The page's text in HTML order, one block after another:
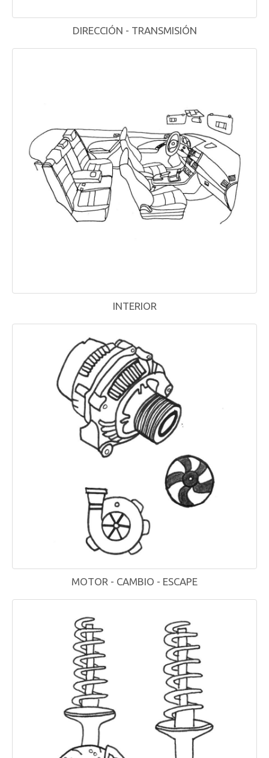
DIRECCIÓN - TRANSMISIÓN
INTERIOR
MOTOR - CAMBIO - ESCAPE